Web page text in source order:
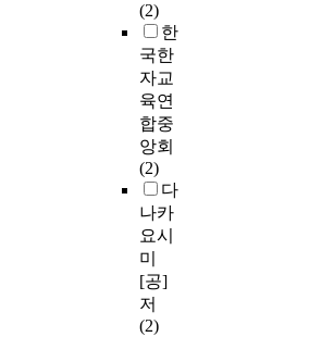
(2)
한
국한
자교
육연
합중
앙회
(2)
다
나카
요시
미
[공]
저
(2)